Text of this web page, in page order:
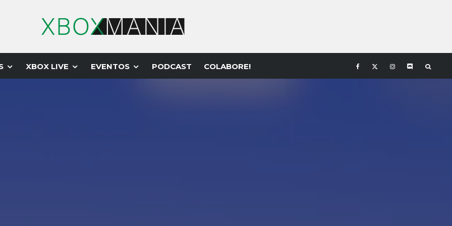
XBOX LIVE EVENTOS PODCAST COLABORE!